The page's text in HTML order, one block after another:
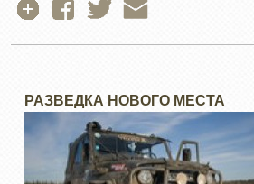
РАЗВЕДКА НОВОГО МЕСТА